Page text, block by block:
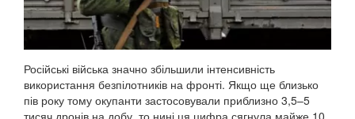
Російські війська значно збільшили інтенсивність
використання безпілотників на фронті. Якщо ще близько
пів року тому окупанти застосовували приблизно 3,5–5